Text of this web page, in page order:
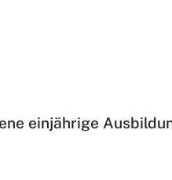
einjährige